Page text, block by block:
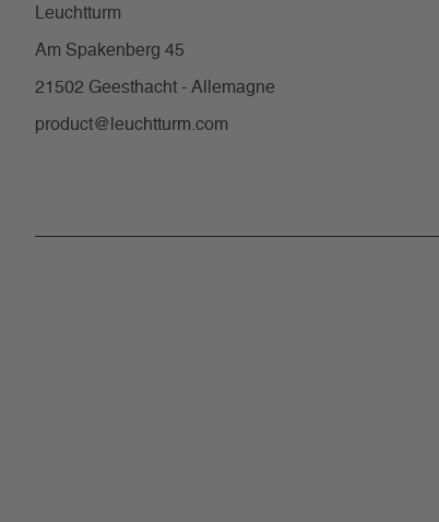
Leuchtturm
Am Spakenberg 45
21502 Geesthacht - Allemagne
product@leuchtturm.com